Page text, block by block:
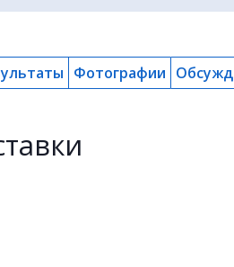
Фотографии